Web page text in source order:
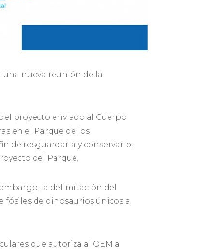
una nueva reunión de la
proyecto enviado al Cuerpo
en el Parque de los
de resguardarla y conservarlo,
del Parque.
la delimitación del
fósiles de dinosaurios únicos a
que autoriza al OEM a